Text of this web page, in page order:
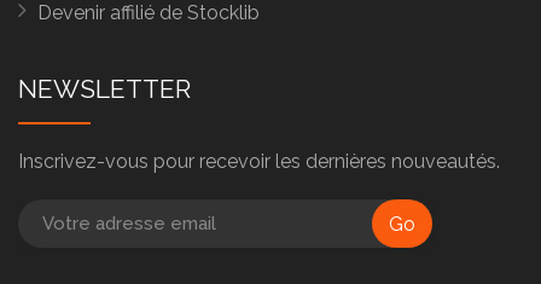
Devenir affilié de Stocklib
NEWSLETTER
Inscrivez-vous pour recevoir les dernières nouveautés.
Go